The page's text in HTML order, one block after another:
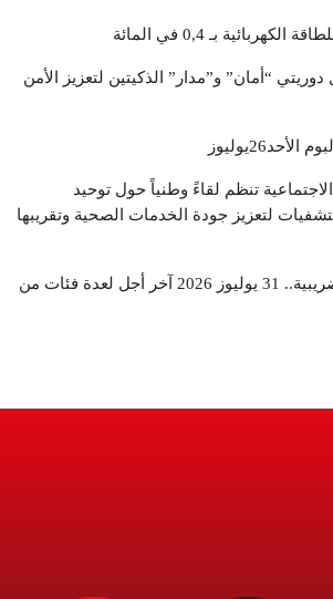
بـ 0,4 في المائة
دوريتي “أمان” و”مدار” الذكيتين لتعزيز الأمن
تنظم لقاءً وطنياً حول توحيد
لتعزيز جودة الخدمات الصحية وتقريبها
الإقرارات والأداءات الضريبية.. 31 يوليوز 2026 آخر أجل لعدة فئات من